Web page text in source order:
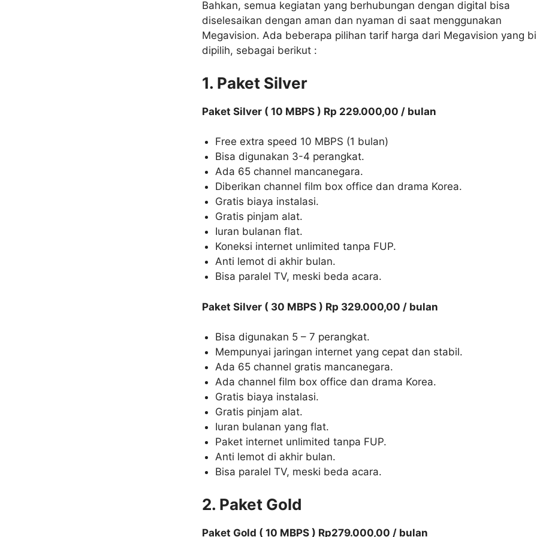
Bahkan, semua kegiatan yang berhubungan dengan digital bisa
diselesaikan dengan aman dan nyaman di saat menggunakan
Megavision. Ada beberapa pilihan tarif harga dari Megavision yang
dipilih, sebagai berikut :
1. Paket Silver
Paket Silver ( 10 MBPS ) Rp 229.000,00 / bulan
Free extra speed 10 MBPS (1 bulan)
Bisa digunakan 3-4 perangkat.
Ada 65 channel mancanegara.
Diberikan channel film box office dan drama Korea.
Gratis biaya instalasi.
Gratis pinjam alat.
Iuran bulanan flat.
Koneksi internet unlimited tanpa FUP.
Anti lemot di akhir bulan.
Bisa paralel TV, meski beda acara.
Paket Silver ( 30 MBPS ) Rp 329.000,00 / bulan
Bisa digunakan 5 – 7 perangkat.
Mempunyai jaringan internet yang cepat dan stabil.
Ada 65 channel gratis mancanegara.
Ada channel film box office dan drama Korea.
Gratis biaya instalasi.
Gratis pinjam alat.
Iuran bulanan yang flat.
Paket internet unlimited tanpa FUP.
Anti lemot di akhir bulan.
Bisa paralel TV, meski beda acara.
2. Paket Gold
Paket Gold ( 10 MBPS ) Rp279.000,00 / bulan